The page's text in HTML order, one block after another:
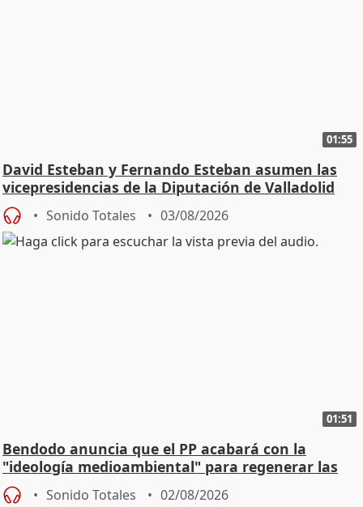
01:55
David Esteban y Fernando Esteban asumen las
vicepresidencias de la Diputación de Valladolid
Sonido Totales 03/08/2026
01:51
Bendodo anuncia que el PP acabará con la
"ideología medioambiental" para regenerar las
playas
Sonido Totales 02/08/2026